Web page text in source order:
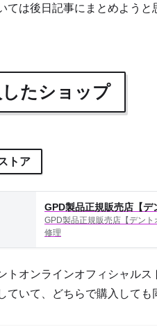
ては後日記事にまとめようと
たショップ
トア
GPD製品正規販売店【
GPD製品正規販売店【デント
修理
トオンラインオフィシャル
ていて、どちらで購入しても